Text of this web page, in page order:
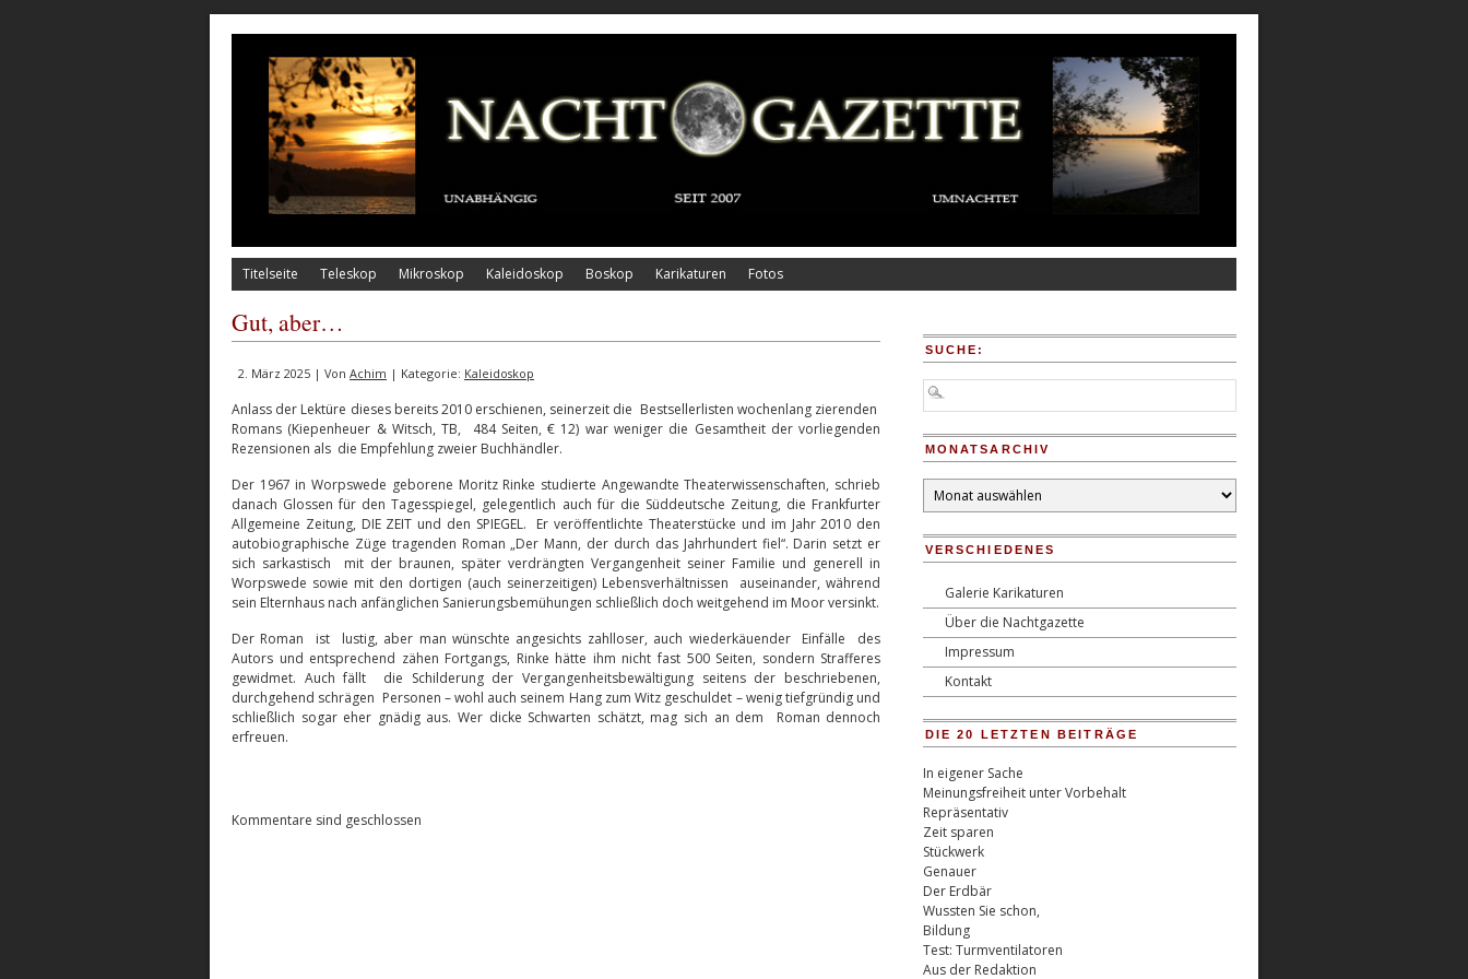
Titelseite Teleskop Mikroskop Kaleidoskop Boskop Karikaturen Fotos
Gut, aber…
2. März 2025 | Von Achim | Kategorie: Kaleidoskop
Anlass der Lektüre dieses bereits 2010 erschienen, seinerzeit die Bestsellerlisten wochenlang zierenden
Romans (Kiepenheuer & Witsch, TB, 484 Seiten, € 12) war weniger die Gesamtheit der vorliegenden
Rezensionen als die Empfehlung zweier Buchhändler.
Der 1967 in Worpswede geborene Moritz Rinke studierte Angewandte Theaterwissenschaften, schrieb
danach Glossen für den Tagesspiegel, gelegentlich auch für die Süddeutsche Zeitung, die Frankfurter
Allgemeine Zeitung, DIE ZEIT und den SPIEGEL. Er veröffentlichte Theaterstücke und im Jahr 2010 den
autobiographische Züge tragenden Roman „Der Mann, der durch das Jahrhundert fiel“. Darin setzt er
sich sarkastisch mit der braunen, später verdrängten Vergangenheit seiner Familie und generell in
Worpswede sowie mit den dortigen (auch seinerzeitigen) Lebensverhältnissen auseinander, während
sein Elternhaus nach anfänglichen Sanierungsbemühungen schließlich doch weitgehend im Moor versinkt.
Der Roman ist lustig, aber man wünschte angesichts zahlloser, auch wiederkäuender Einfälle des
Autors und entsprechend zähen Fortgangs, Rinke hätte ihm nicht fast 500 Seiten, sondern Strafferes
gewidmet. Auch fällt die Schilderung der Vergangenheitsbewältigung seitens der beschriebenen,
durchgehend schrägen Personen – wohl auch seinem Hang zum Witz geschuldet – wenig tiefgründig und
schließlich sogar eher gnädig aus. Wer dicke Schwarten schätzt, mag sich an dem Roman dennoch
erfreuen.
Kommentare sind geschlossen
SUCHE:
MONATSARCHIV
Monatsarchiv
VERSCHIEDENES
Galerie Karikaturen
Über die Nachtgazette
Impressum
Kontakt
DIE 20 LETZTEN BEITRÄGE
In eigener Sache
Meinungsfreiheit unter Vorbehalt
Repräsentativ
Zeit sparen
Stückwerk
Genauer
Der Erdbär
Wussten Sie schon,
Bildung
Test: Turmventilatoren
Aus der Redaktion